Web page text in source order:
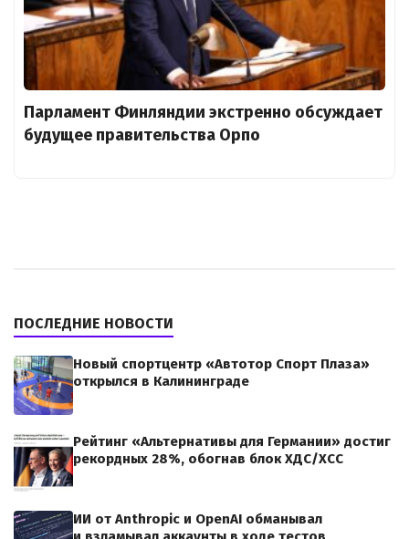
Парламент Финляндии экстренно обсуждает
будущее правительства Орпо
ПОСЛЕДНИЕ НОВОСТИ
Новый спортцентр «Автотор Спорт Плаза»
открылся в Калининграде
Рейтинг «Альтернативы для Германии» достиг
рекордных 28%, обогнав блок ХДС/ХСС
ИИ от Anthropic и OpenAI обманывал